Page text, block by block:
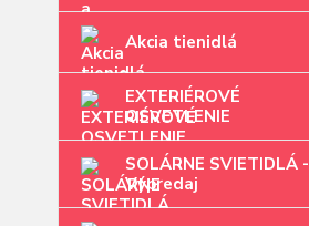
Akcia tienidlá
EXTERIÉROVÉ
OSVETLENIE
SOLÁRNE SVIETIDLÁ -
Výpredaj